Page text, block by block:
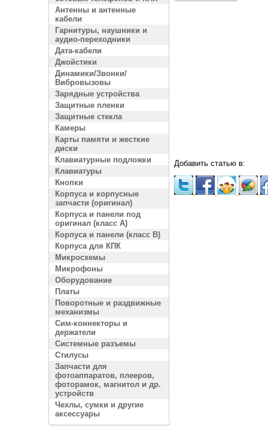
Антенны и антенные
кабели
Гарнитуры, наушники и
аудио-переходники
Дата-кабели
Джойстики
Динамики/Звонки/
Вибровызовы
Зарядные устройства
Защитные пленки
Защитные стекла
Камеры
Карты памяти и жесткие
диски
Клавиатурные подложки
Клавиатуры
Кнопки
Корпуса и корпусные
запчасти (оригинал)
Корпуса и панели под
оригинал (класс A)
Корпуса и панели (класс B)
Корпуса для КПК
Микросхемы
Микрофоны
Оборудование
Платы
Поворотные и раздвижные
механизмы
Сим-коннекторы и
держатели
Системные разъемы
Стилусы
Запчасти для
фотоаппаратов, плееров,
фоторамок, магнитол и др.
устройств
Чехлы, сумки и другие
аксессуары
Добавить статью в: